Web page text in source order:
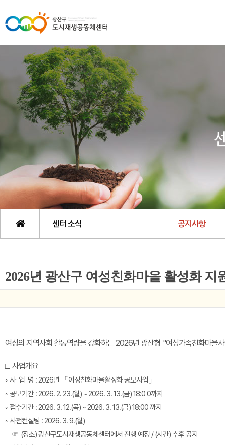
센터 소식 공지사항
2026년 광산구 여성친화마을 활성화 지
여성의 지역사회 활동역량을 강화하는 2026년 광산형 "여성가족친화마을
□ 사업개요
◦ 사 업 명 : 2026년 「 여성친화마을활성화 공모사업 」
◦ 공모기간 : 2026. 2. 23.(월) ~ 2026. 3. 13.(금) 18:0 0까지
◦ 접수기간 : 2026. 3. 12.(목) ~ 2026. 3. 13.(금) 18:00 까지
◦ 사전컨설팅 : 2026. 3. 9.(월)
☞ (장소) 광산구도시재생공동체센터에서 진행 예정 / (시간) 추후 공지